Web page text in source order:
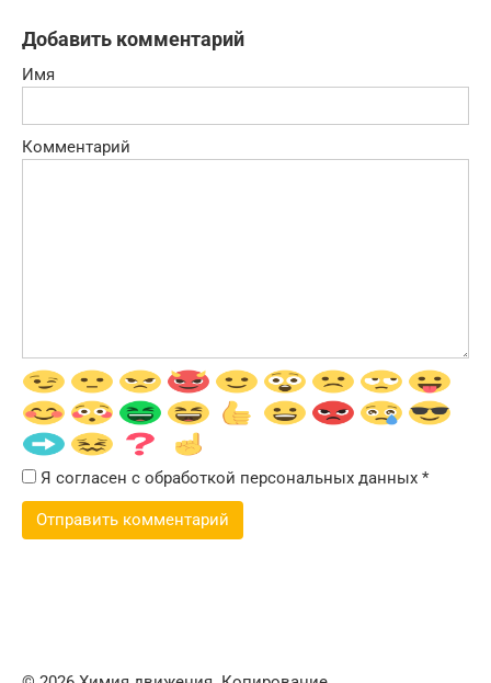
Добавить комментарий
Имя
Комментарий
Я согласен с обработкой персональных данных *